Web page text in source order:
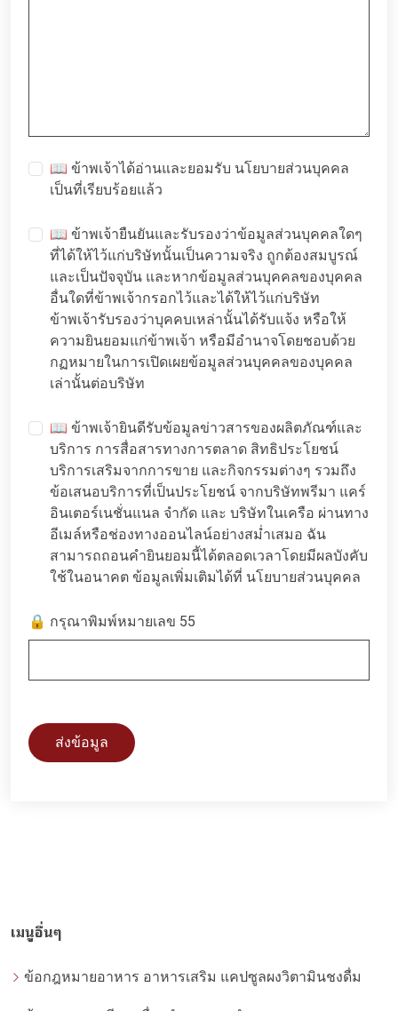
📖 ข้าพเจ้าได้อ่านและยอมรับ นโยบายส่วนบุคคล
เป็นที่เรียบร้อยแล้ว
📖 ข้าพเจ้ายืนยันและรับรองว่าข้อมูลส่วนบุคคลใดๆ
ที่ได้ให้ไว้แก่บริษัทนั้นเป็นความจริง ถูกต้องสมบูรณ์
และเป็นปัจจุบัน และหากข้อมูลส่วนบุคคลของบุคคล
อื่นใดที่ข้าพเจ้ากรอกไว้และได้ให้ไว้แก่บริษัท
ข้าพเจ้ารับรองว่าบุคคบเหล่านั้นได้รับแจ้ง หรือให้
ความยินยอมแก่ข้าพเจ้า หรือมีอำนาจโดยชอบด้วย
กฏหมายในการเปิดเผยข้อมูลส่วนบุคคลของบุคคล
เล่านั้นต่อบริษัท
📖 ข้าพเจ้ายินดีรับข้อมูลข่าวสารของผลิตภัณฑ์และ
บริการ การสื่อสารทางการตลาด สิทธิประโยชน์
บริการเสริมจากการขาย และกิจกรรมต่างๆ รวมถึง
ข้อเสนอบริการที่เป็นประโยชน์ จากบริษัทพรีมา แคร์
อินเตอร์เนชั่นแนล จำกัด และ บริษัทในเครือ ผ่านทาง
อีเมล์หรือช่องทางออนไลน์อย่างสม่ำเสมอ ฉัน
สามารถถอนคำยินยอมนี้ได้ตลอดเวลาโดยมีผลบังคับ
ใช้ในอนาคต ข้อมูลเพิ่มเติมได้ที่ นโยบายส่วนบุคคล
🔒 กรุณาพิมพ์หมายเลข 55
ส่งข้อมูล
เมนูอื่นๆ
ข้อกฎหมายอาหาร อาหารเสริม แคปซูลผงวิตามินชงดื่ม